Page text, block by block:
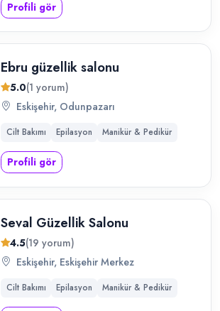
Profili gör
Ebru güzellik salonu
5.0(1 yorum)
Eskişehir, Odunpazarı
Cilt Bakımı Epilasyon Manikür & Pedikür
Profili gör
Seval Güzellik Salonu
4.5(19 yorum)
Eskişehir, Eskişehir Merkez
Cilt Bakımı Epilasyon Manikür & Pedikür